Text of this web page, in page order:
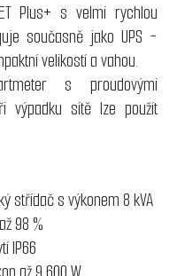
Plus+ s velmi rychlou
současně jako UPS -
velikostí a vahou.
s proudovými
výpadku sítě lze použít
střídač s výkonem 8 kVA
98 %
IP66